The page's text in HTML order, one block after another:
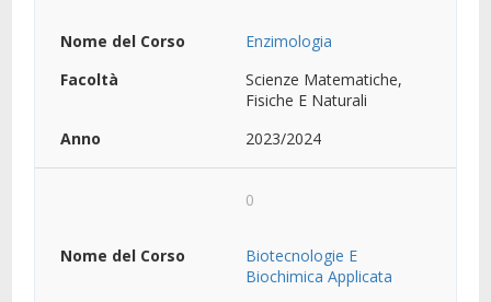
Enzimologia
Scienze Matematiche,
Fisiche E Naturali
2023/2024
0
Biotecnologie E
Biochimica Applicata